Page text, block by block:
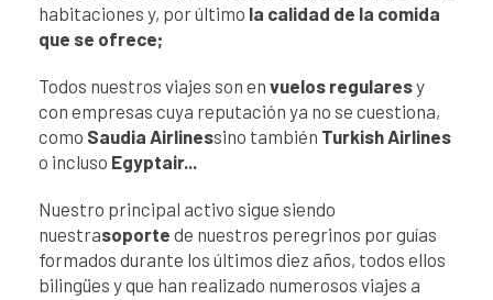
habitaciones y, por último la calidad de la comida
que se ofrece;
Todos nuestros viajes son en vuelos regularesy
con empresas cuya reputación ya no se cuestiona,
como Saudia Airlinessino también Turkish Airlines
o incluso Egyptair...
Nuestro principal activo sigue siendo
nuestrasoporte de nuestros peregrinos por guías
formados durante los últimos diez años, todos ellos
bilingües y que han realizado numerosos viajes a